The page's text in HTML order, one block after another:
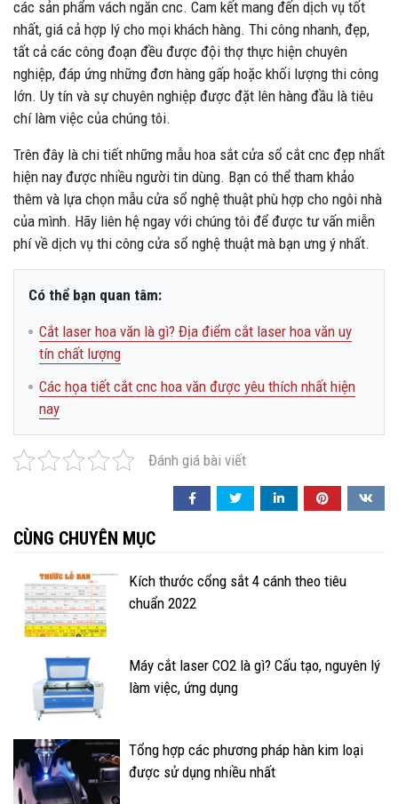
các sản phẩm vách ngăn cnc. Cam kết mang đến dịch vụ tốt
nhất, giá cả hợp lý cho mọi khách hàng. Thi công nhanh, đẹp,
tất cả các công đoạn đều được đội thợ thực hiện chuyên
nghiệp, đáp ứng những đơn hàng gấp hoặc khối lượng thi công
lớn. Uy tín và sự chuyên nghiệp được đặt lên hàng đầu là tiêu
chí làm việc của chúng tôi.
Trên đây là chi tiết những mẫu hoa sắt cửa sổ cắt cnc đẹp nhất
hiện nay được nhiều người tin dùng. Bạn có thể tham khảo
thêm và lựa chọn mẫu cửa sổ nghệ thuật phù hợp cho ngôi nhà
của mình. Hãy liên hệ ngay với chúng tôi để được tư vấn miễn
phí về dịch vụ thi công cửa sổ nghệ thuật mà bạn ưng ý nhất.
Có thể bạn quan tâm:
Cắt laser hoa văn là gì? Địa điểm cắt laser hoa văn uy
tín chất lượng
Các họa tiết cắt cnc hoa văn được yêu thích nhất hiện
nay
Đánh giá bài viết
CÙNG CHUYÊN MỤC
Kích thước cổng sắt 4 cánh theo tiêu
chuẩn 2022
Máy cắt laser CO2 là gì? Cấu tạo, nguyên lý
làm việc, ứng dụng
Tổng hợp các phương pháp hàn kim loại
được sử dụng nhiều nhất